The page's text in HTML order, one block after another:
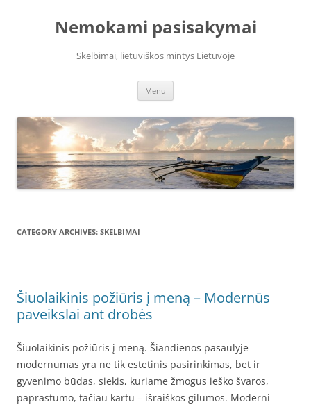
Nemokami pasisakymai
Skelbimai, lietuviškos mintys Lietuvoje
Menu
CATEGORY ARCHIVES: SKELBIMAI
Šiuolaikinis požiūris į meną – Modernūs
paveikslai ant drobės
Šiuolaikinis požiūris į meną. Šiandienos pasaulyje
modernumas yra ne tik estetinis pasirinkimas, bet ir
gyvenimo būdas, siekis, kuriame žmogus ieško švaros,
paprastumo, tačiau kartu – išraiškos gilumos. Moderni